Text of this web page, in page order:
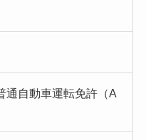
通自動車運転免許（A